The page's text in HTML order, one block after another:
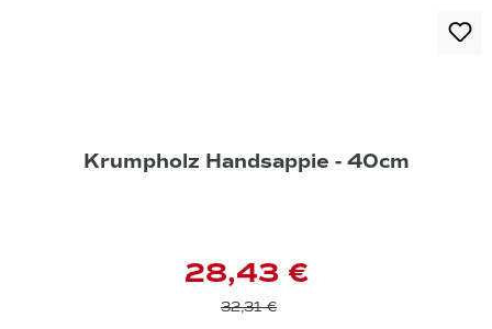
Krumpholz Handsappie - 40cm
28,43 €
32,31 €